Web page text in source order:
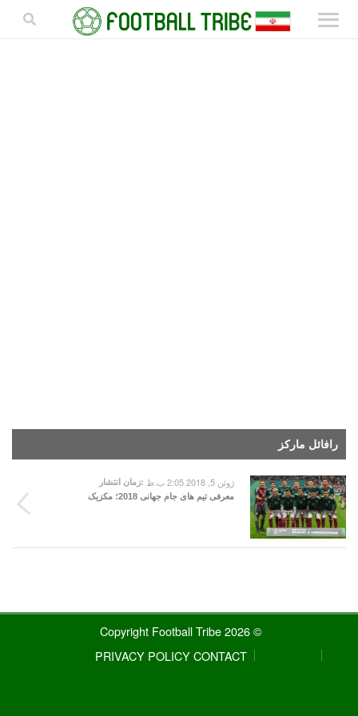
رافائل مارکز
زمان انتشار: ژوئن 5, 2018 2:05 ب.ظ
معرفی تیم های جام جهانی 2018؛ مکزیک
© 2026 Copyright Football Tribe
CONTACT
PRIVACY POLICY